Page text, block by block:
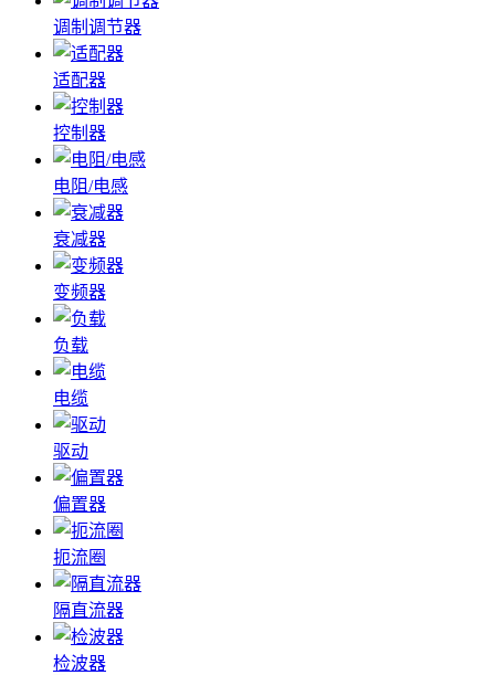
调制调节器
适配器
控制器
电阻/电感
衰减器
变频器
负载
电缆
驱动
偏置器
扼流圈
隔直流器
检波器